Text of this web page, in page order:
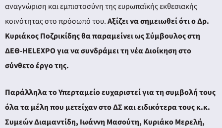
αναγνώριση και εμπιστοσύνη της ευρωπαϊκής εκθεσιακής
κοινότητας στο πρόσωπό του.Αξίζει να σημειωθεί ότι ο Δρ.
Κυριάκος Ποζρικίδης θα παραμείνει ως Σύμβουλος στη
ΔΕΘ-HELEXPO για να συνδράμει τη νέα Διοίκηση στο
σύνθετο έργο της.
Παράλληλα το Υπερταμείο ευχαριστεί για τη συμβολή τους
όλα τα μέλη που μετείχαν στο ΔΣ και ειδικότερα τους κ.κ.
Συμεών Διαμαντίδη, Ιωάννη Μασούτη, Κυριάκο Μερελή,